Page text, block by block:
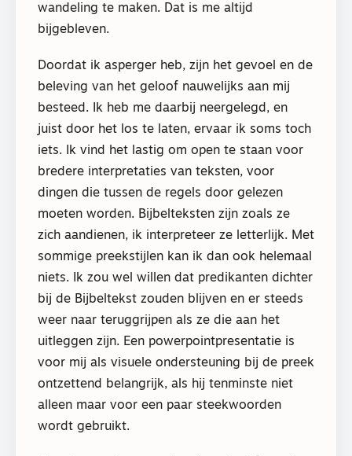
wandeling te maken. Dat is me altijd
bijgebleven.
Doordat ik asperger heb, zijn het gevoel en de
beleving van het geloof nauwelijks aan mij
besteed. Ik heb me daarbij neergelegd, en
juist door het los te laten, ervaar ik soms toch
iets. Ik vind het lastig om open te staan voor
bredere interpretaties van teksten, voor
dingen die tussen de regels door gelezen
moeten worden. Bijbelteksten zijn zoals ze
zich aandienen, ik interpreteer ze letterlijk. Met
sommige preekstijlen kan ik dan ook helemaal
niets. Ik zou wel willen dat predikanten dichter
bij de Bijbeltekst zouden blijven en er steeds
weer naar teruggrijpen als ze die aan het
uitleggen zijn. Een powerpointpresentatie is
voor mij als visuele ondersteuning bij de preek
ontzettend belangrijk, als hij tenminste niet
alleen maar voor een paar steekwoorden
wordt gebruikt.